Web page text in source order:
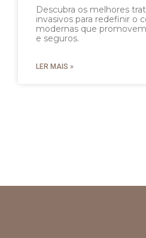
Descubra os melhores
invasivos para redefinir o
modernas que
e seguros.
LER MAIS »